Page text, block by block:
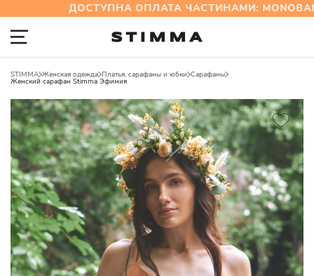
ДОСТУПНА ОПЛАТА ЧАСТИНАМИ:
STIMMA Женская одежда Платья, сарафаны и юбки Сарафаны
Женский сарафан Stimma Эфимия